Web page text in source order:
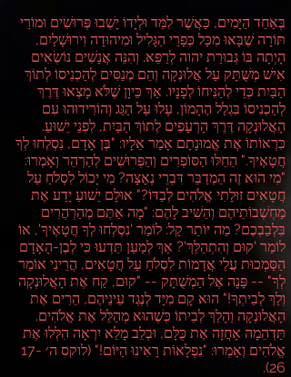
בְּאַחַד הַיָּמִים, כַּאֲשֶׁר לִמֵּד וּלְיָדוֹ יָשְׁבוּ פְּרוּשִׁים וּמוֹרֵי
תּוֹרָה שֶׁבָּאוּ מִכָּל כְּפָרֵי הַגָּלִיל וּמִיהוּדָה וִירוּשָׁלַיִם,
הָיְתָה בּוֹ גְּבוּרַת יהוה לְרַפֵּא. וְהִנֵּה אֲנָשִׁים נוֹשְׂאִים
אִישׁ מְשֻׁתָּק עַל אֲלוּנְקָה וְהֵם מְנַסִּים לְהַכְנִיסוֹ לְתוֹךְ
הַבַּיִת כְּדֵי לְהַנִּיחוֹ לְפָנָיו. אַךְ כֵּיוָן שֶׁלֹּא מָצְאוּ דֶּרֶךְ
לְהַכְנִיסוֹ בִּגְלַל הֶהָמוֹן, עָלוּ עַל הַגַּג וְהוֹרִידוּהוּ עִם
הָאֲלוּנְקָה דֶּרֶךְ הָרְעָפִים לְתוֹךְ הַבַּיִת, לִפְנֵי יֵשׁוּעַ.
כִּרְאוֹתוֹ אֶת אֱמוּנָתָם אָמַר אֵלָיו: "בֶּן אָדָם, נִסְלְחוּ לְךָ
חֲטָאֶיךָ." הֵחֵלּוּ הַסּוֹפְרִים וְהַפְּרוּשִׁים לְהַרְהֵר וְאָמְרוּ:
"מִי הוּא זֶה הַמְדַבֵּר דִּבְרֵי נְאָצָה? מִי יָכוֹל לִסְלֹחַ עַל
חֲטָאִים זוּלָתִי אֱלֹהִים לְבַדּוֹ?" אוּלָם יֵשׁוּעַ יָדַע אֶת
מַחְשְׁבוֹתֵיהֶם וְהֵשִׁיב לָהֶם: "מָה אַתֶּם מְהַרְהֲרִים
בִּלְבַבְכֶם? מַה יּוֹתֵר קַל: לוֹמַר 'נִסְלְחוּ לְךָ חֲטָאֶיךָ', אוֹ
לוֹמַר 'קוּם וְהִתְהַלֵּךְ'? אַךְ לְמַעַן תֵּדְעוּ כִּי לְבֶן-הָאָדָם
הַסַּמְכוּת עֲלֵי אֲדָמוֹת לִסְלֹחַ עַל חֲטָאִים, הֲרֵינִי אוֹמֵר
לְךָ" -- פָּנָה אֶל הַמְשֻׁתָּק -- "קוּם, קַח אֶת הָאֲלוּנְקָה
וְלֵךְ לְבֵיתְךָ!" הוּא קָם מִיָּד לְנֶגֶד עֵינֵיהֶם, הֵרִים אֶת
הָאֲלוּנְקָה וְהָלַךְ לְבֵיתוֹ כְּשֶׁהוּא מְהַלֵּל אֶת אֱלֹהִים.
תַּדְהֵמָה אָחֲזָה אֶת כֻּלָּם, וּבְלֵב מָלֵא יִרְאָה הִלְּלוּ אֶת
אֱלֹהִים וְאָמְרוּ: "נִפְלָאוֹת רָאִינוּ הַיּוֹם!" (לוקס ה׳ 17-
26).